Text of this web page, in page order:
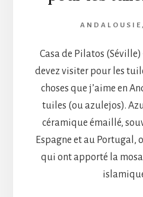
ANDALOUSIE
Casa de Pilatos
devez visiter pour les
choses que j’aime en
tuiles (ou azulejos).
céramique émaillé,
Espagne et au Portugal,
qui ont apporté la